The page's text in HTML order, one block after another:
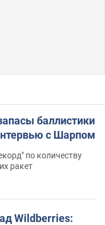
баллистики
с Шарпом
по количеству
ракет
Wildberries: